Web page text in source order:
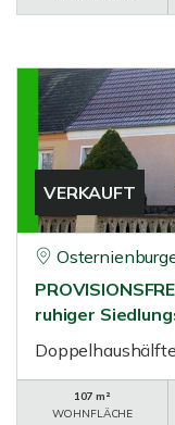
VERKAUFT
ruhiger
Doppelhaushälfte
107 m²
WOHNFLÄCHE